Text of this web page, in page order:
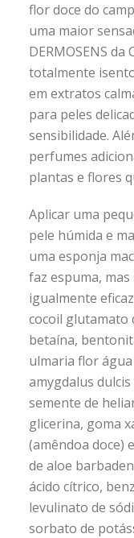
flor doce do
uma maior
DERMOSENS
totalmente
em extratos
para peles
sensibilidade.
perfumes
plantas e flores
Aplicar uma
pele húmida e
uma esponja
faz espuma, mas
igualmente
cocoil glutamato
betaína,
ulmaria flor
amygdalus
semente de
glicerina, goma
(amêndoa doce)
de aloe
ácido cítrico,
levulinato de
sorbato de